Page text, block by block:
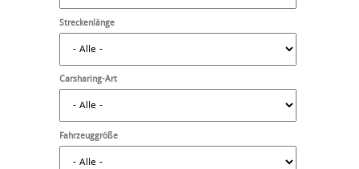
Streckenlänge
Carsharing-Art
Fahrzeuggröße